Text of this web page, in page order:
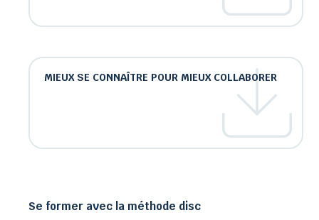
MIEUX SE CONNAÎTRE POUR MIEUX COLLABORER
Se former avec la méthode disc